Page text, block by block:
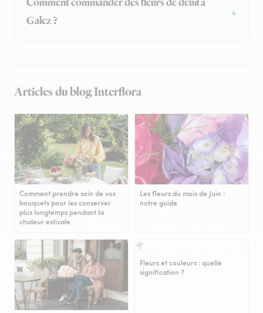
Comment commander des fleurs de deuil à
Galez ?
Articles du blog Interflora
Comment prendre soin de vos
bouquets pour les conserver
plus longtemps pendant la
chaleur estivale
Les fleurs du mois de Juin :
notre guide
Fleurs et couleurs : quelle
signification ?